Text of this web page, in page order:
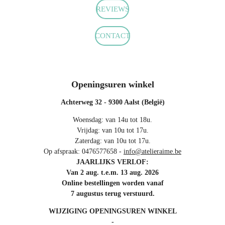
m
REVIEWS
CONTACT
Openingsuren winkel
Achterweg 32 - 9300 Aalst (België)
Woensdag: van 14u tot 18u.
Vrijdag: van 10u tot 17u.
Zaterdag: van 10u tot 17u.
Op afspraak: 0476577658 - info@atelieraime.be
JAARLIJKS VERLOF:
Van 2 aug. t.e.m. 13 aug. 2026
Online bestellingen worden vanaf
7 augustus terug verstuurd.
WIJZIGING OPENINGSUREN WINKEL
-